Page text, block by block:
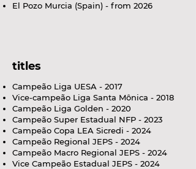
El Pozo Murcia (Spain) - from 2026
titles
Campeão Liga UESA - 2017
Vice-campeão Liga Santa Mônica - 2018
Campeão Liga Golden - 2020
Campeão Super Estadual NFP - 2023
Campeão Copa LEA Sicredi - 2024
Campeão Regional JEPS - 2024
Campeão Macro Regional JEPS - 2024
Vice Campeão Estadual JEPS - 2024